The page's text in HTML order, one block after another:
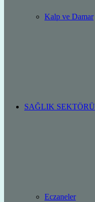
Kalp ve Damar
SAĞLIK SEKTÖRÜ
Eczaneler